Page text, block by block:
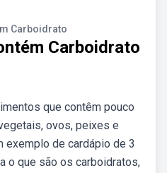
Carboidrato
Carboidrato
que contêm pouco
ovos, peixes e
exemplo de cardápio de 3
o que são os carboidratos,